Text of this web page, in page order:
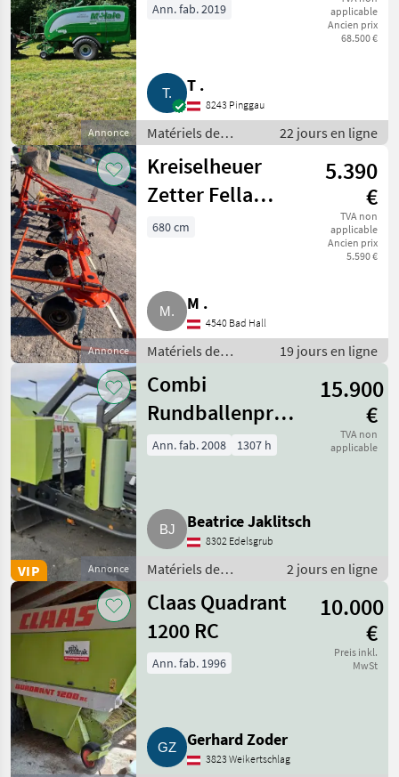
Annonce
applicable
Ancien prix
68.500 €
Ann. fab. 2019
T .
8243 Pinggau
Matériels de
fenaison / Presses
à balles rondes
22 jours en ligne
Annonce
Kreiselheuer
Zetter Fella
TH680 Hydro
5.390
€
TVA non
applicable
Ancien prix
5.590 €
680 cm
M .
4540 Bad Hall
Matériels de
19 jours en ligne
Annonce
VIP
Combi
Rundballenpresse
Rollant Uniwrap
15.900
€
TVA non
applicable
Ann. fab. 2008 1307 h
Beatrice Jaklitsch
8302 Edelsgrub
Matériels de
Enrubanneuses
2 jours en ligne
Claas Quadrant
1200 RC
10.000
€
Preis inkl.
MwSt
Ann. fab. 1996
Gerhard Zoder
3823 Weikertschlag